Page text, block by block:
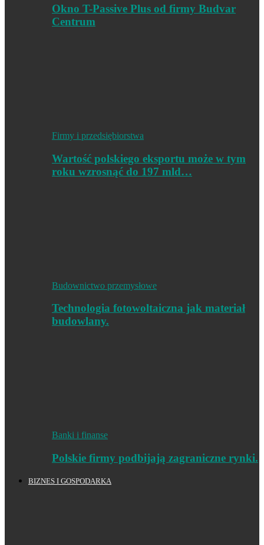
Okno T-Passive Plus od firmy Budvar
Centrum
Firmy i przedsiębiorstwa
Wartość polskiego eksportu może w tym
roku wzrosnąć do 197 mld…
Budownictwo przemysłowe
Technologia fotowoltaiczna jak materiał
budowlany.
Banki i finanse
Polskie firmy podbijają zagraniczne rynki.
BIZNES I GOSPODARKA